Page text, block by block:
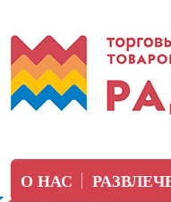
О НАС